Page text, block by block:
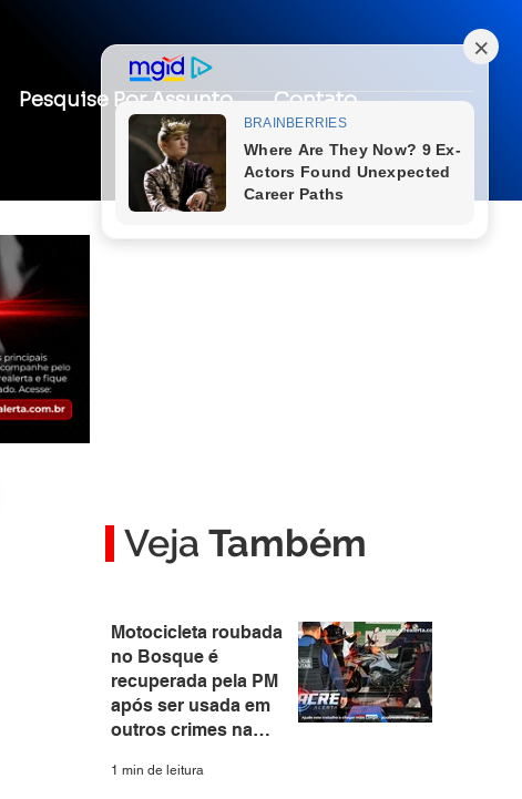
Pesquise Por Assunto Contato
Motocicleta roubada
no Bosque é
recuperada pela PM
após ser usada em
outros crimes na
1 min de leitura
Veja Também